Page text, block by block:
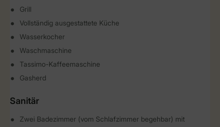
Grill
Vollständig ausgestattete Küche
Wasserkocher
Waschmaschine
Tassimo-Kaffeemaschine
Gasherd
Sanitär
Zwei Badezimmer (vom Schlafzimmer begehbar) mit